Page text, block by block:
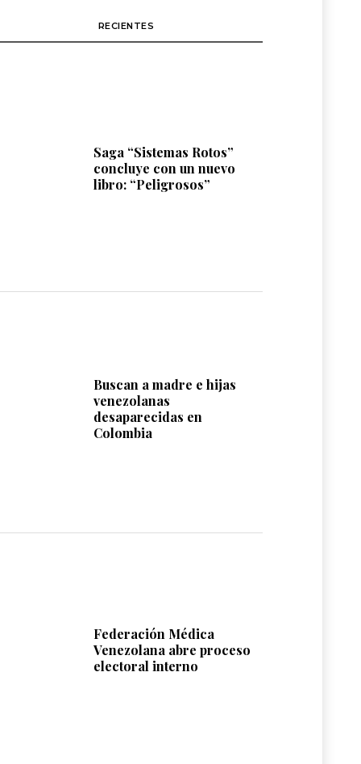
RECIENTES
Saga “Sistemas Rotos”
concluye con un nuevo
libro: “Peligrosos”
Buscan a madre e hijas
venezolanas
desaparecidas en
Colombia
Federación Médica
Venezolana abre proceso
electoral interno